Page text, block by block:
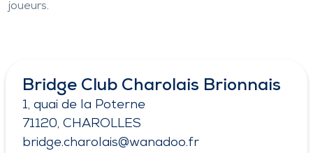
joueurs.
Bridge Club Charolais Brionnais
1, quai de la Poterne
71120, CHAROLLES
bridge.charolais@wanadoo.fr